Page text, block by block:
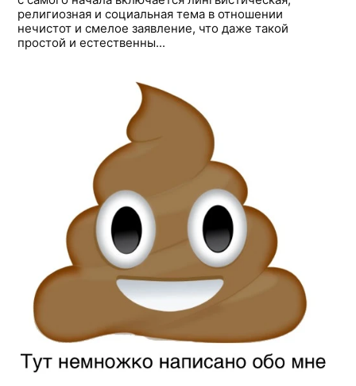
религиозная и социальная тема в отношении
нечистот и смелое заявление, что даже такой
простой и естественны...